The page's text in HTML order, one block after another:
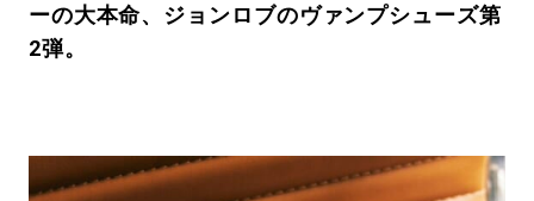
#注目のタグ
#NEW VINTAGE #マイナーグッド図鑑
#路地裏てぃーん。 #MONTHLY JOURNAL
ーの大本命、ジョンロブのヴァンプシューズ第
2弾。